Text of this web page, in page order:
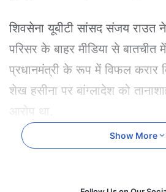
शिवसेना यूबीटी सांसद संजय राउत
परिसर के बाहर मीडिया से
प्रधानमंत्री के रूप में विफल करार
शेख हसीना पर बांग्लादेश को
आरोप था.
संजय राउत का यह बयान
नाम से लोकप्रिय शेख हसीना को
Show More